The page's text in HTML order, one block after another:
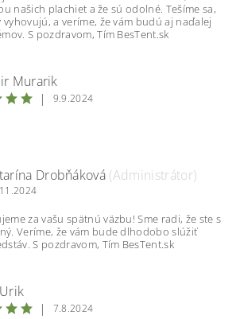
našich plachiet a že sú odolné. Tešíme sa,
a veríme, že vám budú aj naďalej
S pozdravom, Tím BesTent.sk
Murarik
|
9.9.2024
Drobňáková (Administrátor)
za vašu spätnú väzbu! Sme radi, že ste s
Veríme, že vám bude dlhodobo slúžiť
S pozdravom, Tím BesTent.sk
|
7.8.2024